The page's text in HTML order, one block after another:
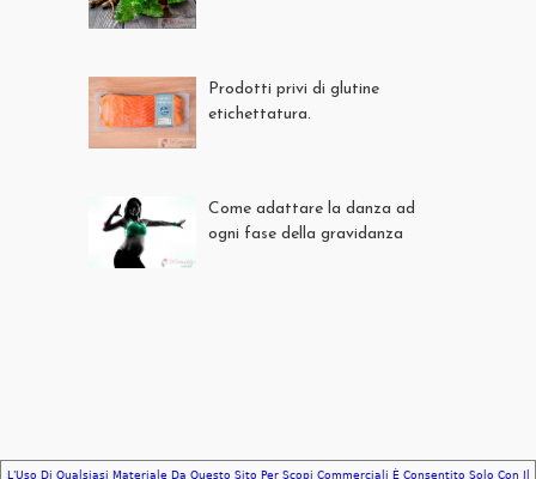
Prodotti privi di glutine
etichettatura.
Come adattare la danza ad
ogni fase della gravidanza
L'Uso Di Qualsiasi Materiale Da Questo Sito Per Scopi Commerciali È Consentito Solo Con Il